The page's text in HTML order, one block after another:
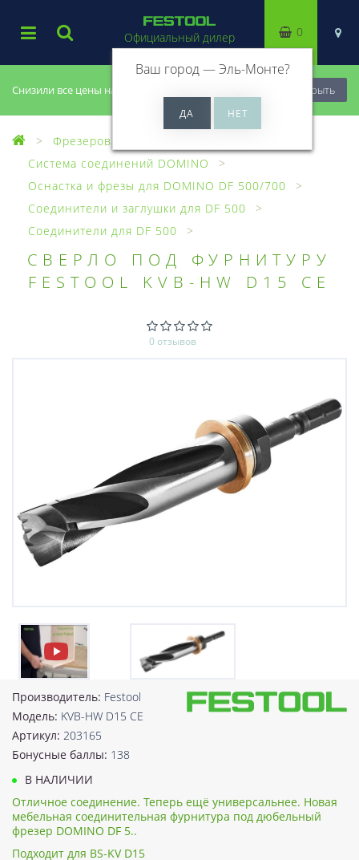
Снизили все цены на 20%, успей купить! Закрыть
Официальный дилер
Ваш город —Эль-Монте?
0
Фрезерование
Система соединений DOMINO
Оснастка и фрезы для DOMINO DF 500/700
Соединители и заглушки для DF 500
Соединители для DF 500
СВЕРЛО ПОД ФУРНИТУРУ
FESTOOL KVB-HW D15 CE
0 отзывов
Производитель: Festool
Модель: KVB-HW D15 CE
Артикул: 203165
Бонусные баллы: 138
В НАЛИЧИИ
Отличное соединение. Теперь ещё универсальнее. Новая
мебельная соединительная фурнитура под дюбельный
фрезер DOMINO DF 5..
Подходит для BS-KV D15